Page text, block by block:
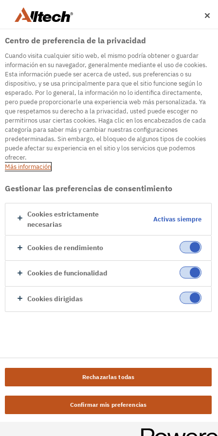
500
Error interno del servidor
Error interno del servidor
Ir a la página de inicio
Centro de preferencia de la privacidad
Cuando visita cualquier sitio web, el mismo podría obtener o guardar
información en su navegador, generalmente mediante el uso de cookies.
Esta información puede ser acerca de usted, sus preferencias o su
dispositivo, y se usa principalmente para que el sitio funcione según lo
esperado. Por lo general, la información no lo identifica directamente,
pero puede proporcionarle una experiencia web más personalizada. Ya
que respetamos su derecho a la privacidad, usted puede escoger no
permitirnos usar ciertas cookies. Haga clic en los encabezados de cada
categoría para saber más y cambiar nuestras configuraciones
predeterminadas. Sin embargo, el bloqueo de algunos tipos de cookies
puede afectar su experiencia en el sitio y los servicios que podemos
ofrecer.
Más información
Gestionar las preferencias de consentimiento
Cookies estrictamente
necesarias
Activas siempre
Cookies de rendimiento
Cookies de funcionalidad
Cookies dirigidas
Rechazarlas todas
Confirmar mis preferencias